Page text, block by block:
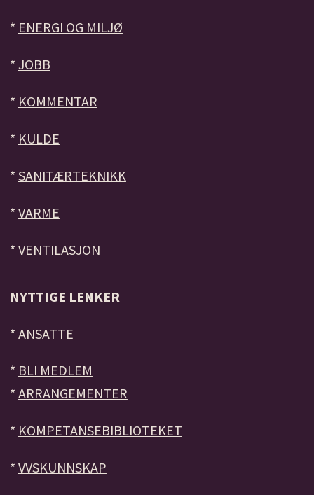
* ENERGI OG MILJØ
* JOBB
* KOMMENTAR
* KULDE
* SANITÆRTEKNIKK
* VARME
* VENTILASJON
NYTTIGE LENKER
* ANSATTE
* BLI MEDLEM
* ARRANGEMENTER
* KOMPETANSEBIBLIOTEKET
* VVSKUNNSKAP